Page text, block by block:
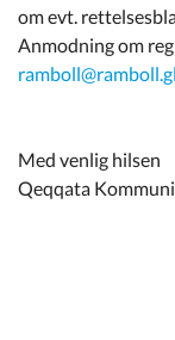
om evt.
Anmodning om
ramboll@ramboll.gl
Med venlig hilsen
Qeqqata